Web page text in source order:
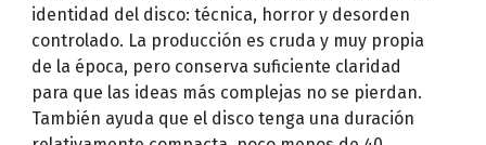
identidad del disco: técnica, horror y desorden
controlado. La producción es cruda y muy propia
de la época, pero conserva suficiente claridad
para que las ideas más complejas no se pierdan.
También ayuda que el disco tenga una duración